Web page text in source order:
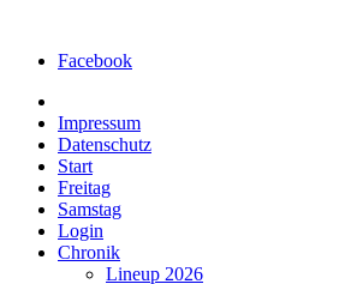
Facebook
Impressum
Datenschutz
Start
Freitag
Samstag
Login
Chronik
Lineup 2026